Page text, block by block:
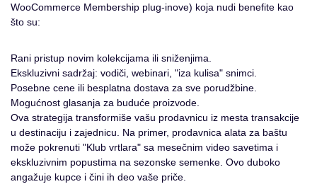
WooCommerce Membership plug-inove) koja nudi benefite kao
što su:
Rani pristup novim kolekcijama ili sniženjima.
Ekskluzivni sadržaj: vodiči, webinari, "iza kulisa" snimci.
Posebne cene ili besplatna dostava za sve porudžbine.
Mogućnost glasanja za buduće proizvode.
Ova strategija transformiše vašu prodavnicu iz mesta transakcije
u destinaciju i zajednicu. Na primer, prodavnica alata za baštu
može pokrenuti "Klub vrtlara" sa mesečnim video savetima i
ekskluzivnim popustima na sezonske semenke. Ovo duboko
angažuje kupce i čini ih deo vaše priče.